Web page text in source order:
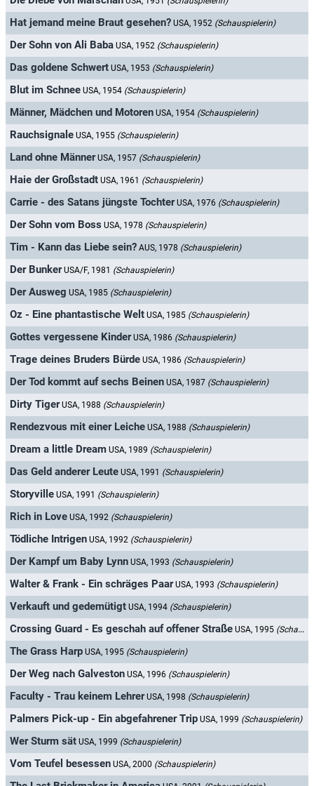
Hat jemand meine Braut gesehen? USA, 1952 (Schauspielerin)
Der Sohn von Ali Baba USA, 1952 (Schauspielerin)
Das goldene Schwert USA, 1953 (Schauspielerin)
Blut im Schnee USA, 1954 (Schauspielerin)
Männer, Mädchen und Motoren USA, 1954 (Schauspielerin)
Rauchsignale USA, 1955 (Schauspielerin)
Land ohne Männer USA, 1957 (Schauspielerin)
Haie der Großstadt USA, 1961 (Schauspielerin)
Carrie - des Satans jüngste Tochter USA, 1976 (Schauspielerin)
Der Sohn vom Boss USA, 1978 (Schauspielerin)
Tim - Kann das Liebe sein? AUS, 1978 (Schauspielerin)
Der Bunker USA/F, 1981 (Schauspielerin)
Der Ausweg USA, 1985 (Schauspielerin)
Oz - Eine phantastische Welt USA, 1985 (Schauspielerin)
Gottes vergessene Kinder USA, 1986 (Schauspielerin)
Trage deines Bruders Bürde USA, 1986 (Schauspielerin)
Der Tod kommt auf sechs Beinen USA, 1987 (Schauspielerin)
Dirty Tiger USA, 1988 (Schauspielerin)
Rendezvous mit einer Leiche USA, 1988 (Schauspielerin)
Dream a little Dream USA, 1989 (Schauspielerin)
Das Geld anderer Leute USA, 1991 (Schauspielerin)
Storyville USA, 1991 (Schauspielerin)
Rich in Love USA, 1992 (Schauspielerin)
Tödliche Intrigen USA, 1992 (Schauspielerin)
Der Kampf um Baby Lynn USA, 1993 (Schauspielerin)
Walter & Frank - Ein schräges Paar USA, 1993 (Schauspielerin)
Verkauft und gedemütigt USA, 1994 (Schauspielerin)
Crossing Guard - Es geschah auf offener Straße USA, 1995 (Schauspielerin)
The Grass Harp USA, 1995 (Schauspielerin)
Der Weg nach Galveston USA, 1996 (Schauspielerin)
Faculty - Trau keinem Lehrer USA, 1998 (Schauspielerin)
Palmers Pick-up - Ein abgefahrener Trip USA, 1999 (Schauspielerin)
Wer Sturm sät USA, 1999 (Schauspielerin)
Vom Teufel besessen USA, 2000 (Schauspielerin)